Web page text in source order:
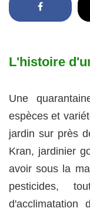
L'histoire
Une
espèces et
jardin sur près
Kran, jardinier
avoir sous la
pesticides,
d'acclimatation